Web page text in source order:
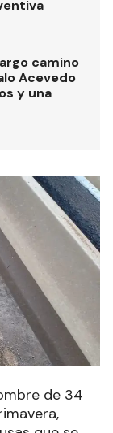
camino
Acevedo
y una
de 34